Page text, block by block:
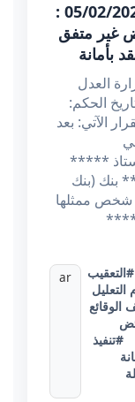
قرار تعقيبي عدد 65645 بتاريخ 05/02/2025 :
غير متفق
بأمانة
العدل
التعقيب القضية عدد: 65645 تاريخ الحكم:
الآتي: بعد
52480 من الأستاذ *****
بنك (بنك
ممثلها
#التعقيب
التعليل
الوقائع
#تنفيذ
ar